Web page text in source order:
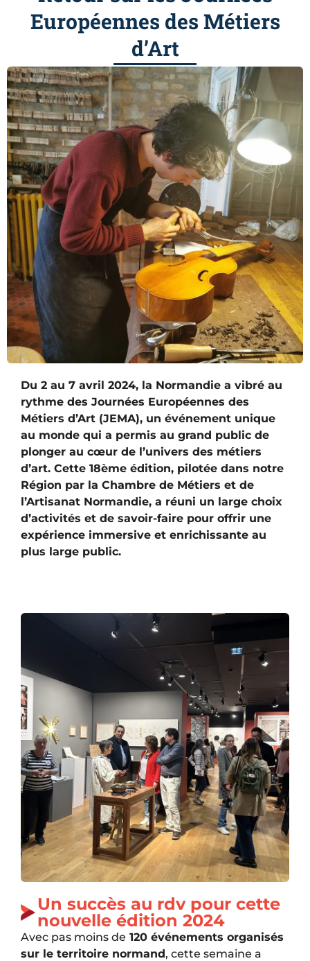
Européennes des Métiers
d’Art
Du 2 au 7 avril 2024, la Normandie a vibré au
rythme des Journées Européennes des
Métiers d’Art (JEMA), un événement unique
au monde qui a permis au grand public de
plonger au cœur de l’univers des métiers
d’art. Cette 18ème édition, pilotée dans notre
Région par la Chambre de Métiers et de
l’Artisanat Normandie, a réuni un large choix
d’activités et de savoir-faire pour offrir une
expérience immersive et enrichissante au
plus large public.
Un succès au rdv pour cette
nouvelle édition 2024​
Avec pas moins de 120 événements organisés
sur le territoire normand, cette semaine a